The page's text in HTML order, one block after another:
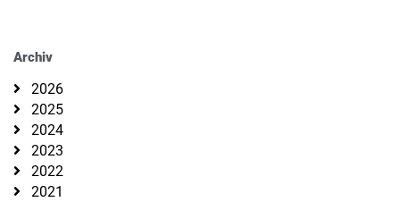
Archiv
2026
2025
2024
2023
2022
2021